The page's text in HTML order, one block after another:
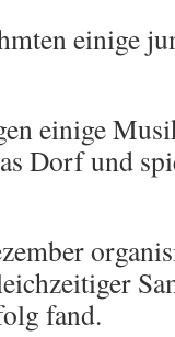
einige
einige
Dorf und
fand.